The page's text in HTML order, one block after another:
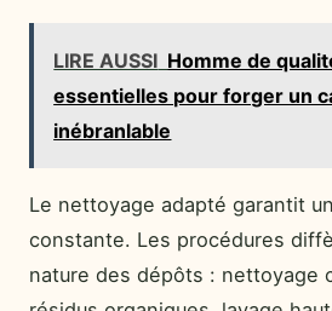
LIRE AUSSI Homme de
essentielles pour forger un
inébranlable
Le nettoyage adapté garantit
constante. Les procédures
nature des dépôts : nettoyage